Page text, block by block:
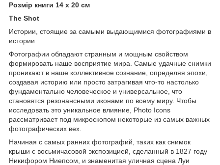
Розмір книги 14 х 20 см
The Shot
Истории, стоящие за самыми выдающимися фотографиями в
истории
Фотографии обладают странным и мощным свойством
формировать наше восприятие мира. Самые удачные снимки
проникают в наше коллективное сознание, определяя эпохи,
создавая историю или просто затрагивая что-то настолько
фундаментально человеческое и универсальное, что
становятся резонансными иконами по всему миру. Чтобы
исследовать это уникальное влияние, Photo Icons
рассматривает под микроскопом некоторые из самых важных
фотографических вех.
Начиная с самых ранних фотографий, таких как снимок
крыши с восьмичасовой экспозицией, сделанный в 1827 году
Никифором Ниепсом, и знаменитая уличная сцена Луи